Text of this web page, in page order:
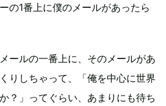
の1番上に僕のメールがあったら
ールの一番上に、そのメールがあ
りしちゃって、「俺を中心に世界
？」ってぐらい、あまりにも待ち